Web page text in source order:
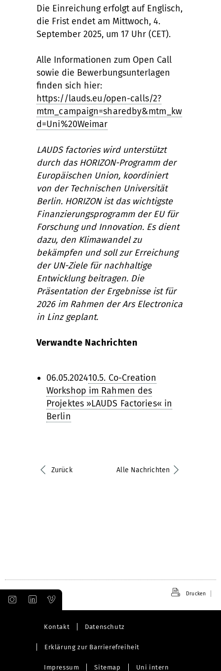
Die Einreichung erfolgt auf Englisch,
die Frist endet am Mittwoch, 4.
September 2025, um 17 Uhr (CET).
Alle Informationen zum Open Call
sowie die Bewerbungsunterlagen
finden sich hier:
https://lauds.eu/open-calls/2?
mtm_campaign=sharedby&mtm_kw
d=Uni%20Weimar
LAUDS factories wird unterstützt
durch das HORIZON-Programm der
Europäischen Union, koordiniert
von der Technischen Universität
Berlin. HORIZON ist das wichtigste
Finanzierungsprogramm der EU für
Forschung und Innovation. Es dient
dazu, den Klimawandel zu
bekämpfen und soll zur Erreichung
der UN-Ziele für nachhaltige
Entwicklung beitragen. Die
Präsentation der Ergebnisse ist für
2026 im Rahmen der Ars Electronica
in Linz geplant.
Verwandte Nachrichten
06.05.202410.5. Co-Creation
Workshop im Rahmen des
Projektes »LAUDS Factories« in
Berlin
Zurück Alle Nachrichten
Drucken
Kontakt Datenschutz
Erklärung zur Barrierefreiheit
Impressum Sitemap Uni intern